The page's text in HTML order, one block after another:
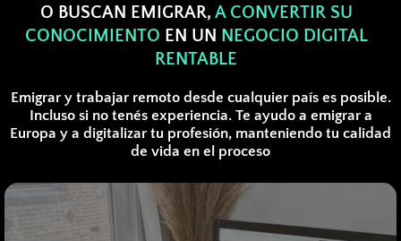
O BUSCAN EMIGRAR, A CONVERTIR SU
CONOCIMIENTO EN UN NEGOCIO DIGITAL
RENTABLE
Emigrar y trabajar remoto desde cualquier país es posible.
Incluso si no tenés experiencia. Te ayudo a emigrar a
Europa y a digitalizar tu profesión, manteniendo tu calidad
de vida en el proceso